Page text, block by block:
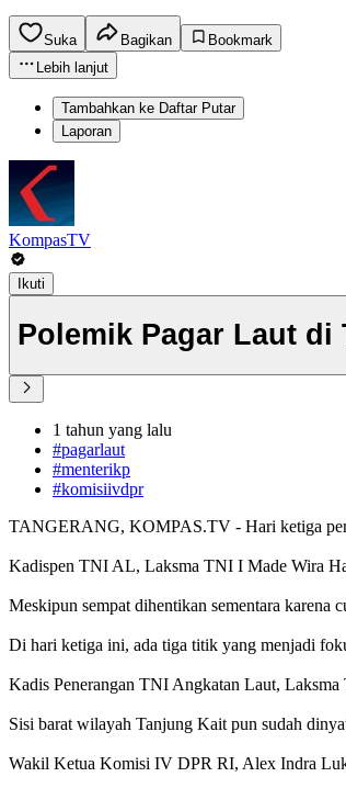
Suka Bagikan
Bookmark
Lebih lanjut
Tambahkan ke Daftar Putar
Laporan
KompasTV
Ikuti
Polemik Pagar Laut di
1 tahun yang lalu
#pagarlaut
#menterikp
#komisiivdpr
TANGERANG, KOMPAS.TV - Hari ketiga
Kadispen TNI AL, Laksma TNI I Made Wira
Meskipun sempat dihentikan sementara karena
Di hari ketiga ini, ada tiga titik yang menjadi
Kadis Penerangan TNI Angkatan Laut,
Sisi barat wilayah Tanjung Kait pun sudah
Wakil Ketua Komisi IV DPR RI, Alex Indra